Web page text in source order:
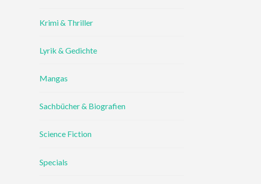
Krimi & Thriller
Lyrik & Gedichte
Mangas
Sachbücher & Biografien
Science Fiction
Specials